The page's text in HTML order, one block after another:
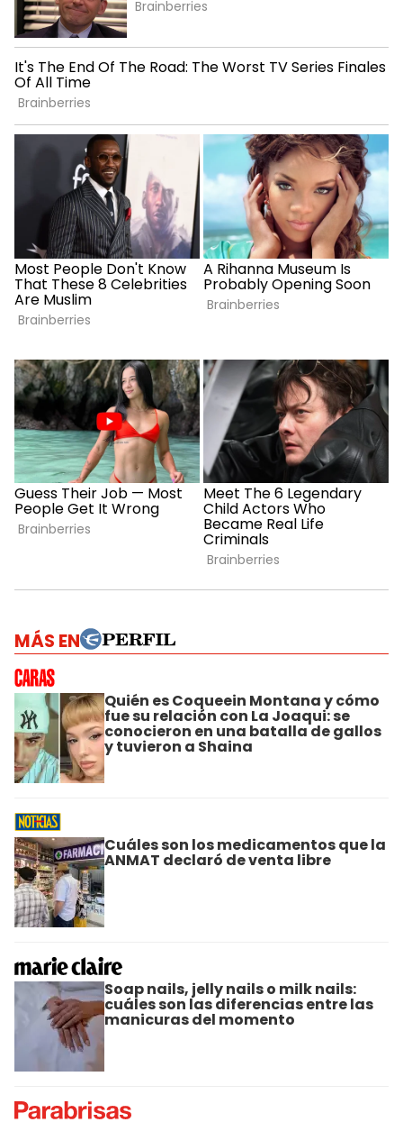
MÁS EN
Quién es Coqueein Montana y cómo
fue su relación con La Joaqui: se
conocieron en una batalla de gallos
y tuvieron a Shaina
Cuáles son los medicamentos que la
ANMAT declaró de venta libre
Soap nails, jelly nails o milk nails:
cuáles son las diferencias entre las
manicuras del momento